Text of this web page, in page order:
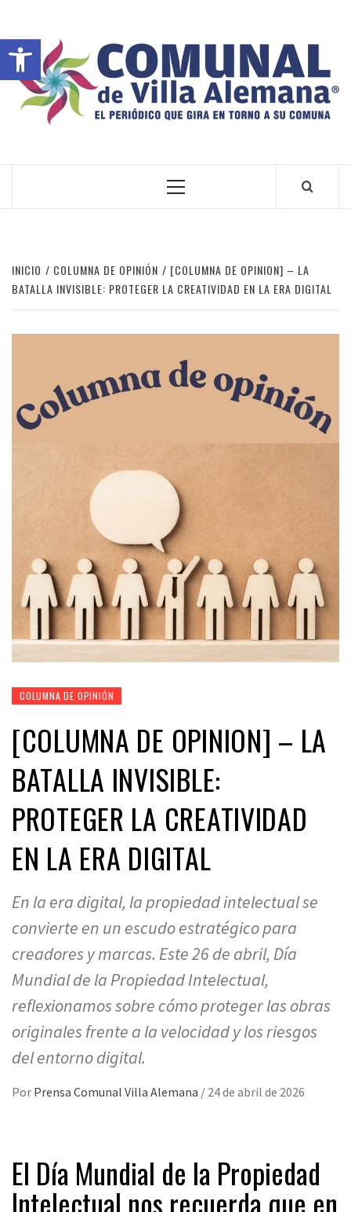
Abrir barra de herramientas
INICIO COLUMNA DE OPINIÓN
[COLUMNA DE OPINION] – LA
BATALLA INVISIBLE: PROTEGER LA CREATIVIDAD EN LA ERA DIGITAL
COLUMNA DE OPINIÓN
[COLUMNA DE OPINION] – LA
BATALLA INVISIBLE:
PROTEGER LA CREATIVIDAD
EN LA ERA DIGITAL
En la era digital, la propiedad intelectual se
convierte en un escudo estratégico para
creadores y marcas. Este 26 de abril, Día
Mundial de la Propiedad Intelectual,
reflexionamos sobre cómo proteger las obras
originales frente a la velocidad y los riesgos
del entorno digital.
Por Prensa Comunal Villa Alemana / 24 de abril de 2026
El Día Mundial de la Propiedad
Intelectual nos recuerda que en